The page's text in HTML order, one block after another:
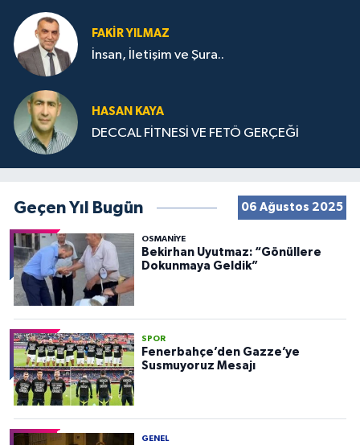
FAKIR YILMAZ
İnsan, İletişim ve Şura..
HASAN KAYA
DECCAL FİTNESİ VE FETÖ GERÇEĞİ
Geçen Yıl Bugün 06 Ağustos 2025
OSMANIYE
Bekirhan Uyutmaz: “Gönüllere
Dokunmaya Geldik”
SPOR
Fenerbahçe’den Gazze’ye
Susmuyoruz Mesajı
GENEL